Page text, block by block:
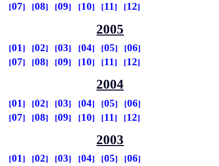
07
08 09 10 11 12
2005
01 02 03 04 05
06
07
08 09 10 11 12
2004
01 02 03 04 05
06
07
08 09 10 11 12
2003
01 02 03 04 05
06